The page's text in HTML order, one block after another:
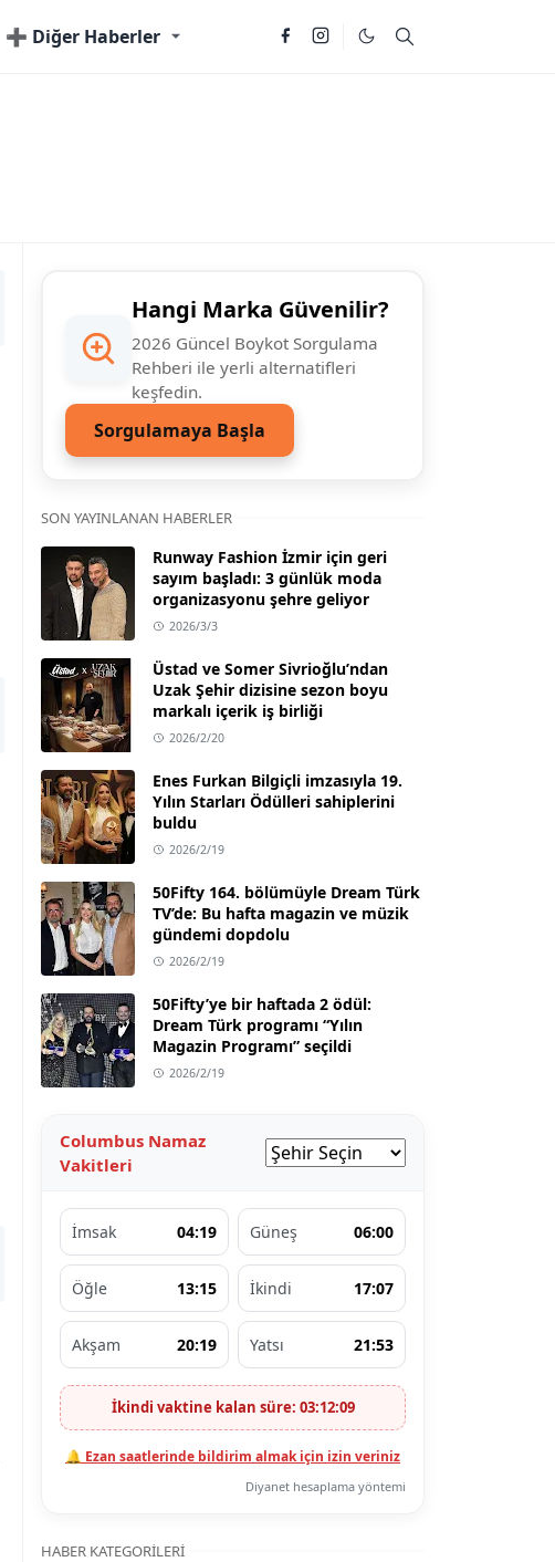
➕ Diğer Haberler
Hangi Marka Güvenilir?
2026 Güncel Boykot Sorgulama
Rehberi ile yerli alternatifleri
keşfedin.
Sorgulamaya Başla
SON YAYINLANAN HABERLER
Runway Fashion İzmir için geri
sayım başladı: 3 günlük moda
organizasyonu şehre geliyor
2026/3/3
Üstad ve Somer Sivrioğlu’ndan
Uzak Şehir dizisine sezon boyu
markalı içerik iş birliği
2026/2/20
Enes Furkan Bilgiçli imzasıyla 19.
Yılın Starları Ödülleri sahiplerini
buldu
2026/2/19
50Fifty 164. bölümüyle Dream Türk
TV’de: Bu hafta magazin ve müzik
gündemi dopdolu
2026/2/19
50Fifty’ye bir haftada 2 ödül:
Dream Türk programı “Yılın
Magazin Programı” seçildi
2026/2/19
Columbus Namaz
Vakitleri
İmsak 04:19 Güneş 06:00
Öğle 13:15 İkindi 17:07
Akşam 20:19 Yatsı 21:53
İkindi vaktine kalan süre: 03:12:08
🔔 Ezan saatlerinde bildirim almak için izin veriniz
Diyanet hesaplama yöntemi
HABER KATEGORILERI